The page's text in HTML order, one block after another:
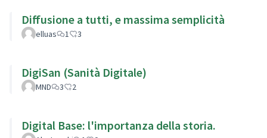
Diffusione a tutti, e massima semplicità
elluas 1 3
DigiSan (Sanità Digitale)
MND 3 2
Digital Base: l'importanza della storia.